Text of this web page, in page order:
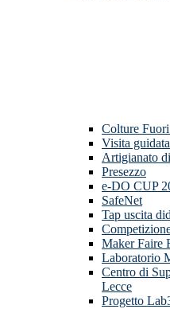
Colture
Visita
Artigianato
Presezzo
e-DO CUP
SafeNet
Tap uscita
Maker Faire
Laboratorio
Centro di
Lecce
Progetto